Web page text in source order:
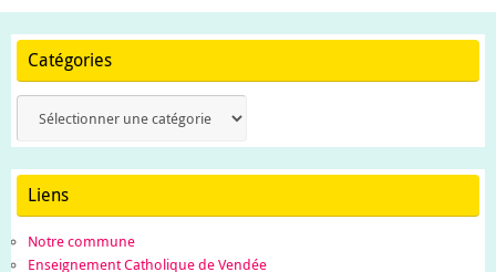
Catégories
Liens
Notre commune
Enseignement Catholique de Vendée